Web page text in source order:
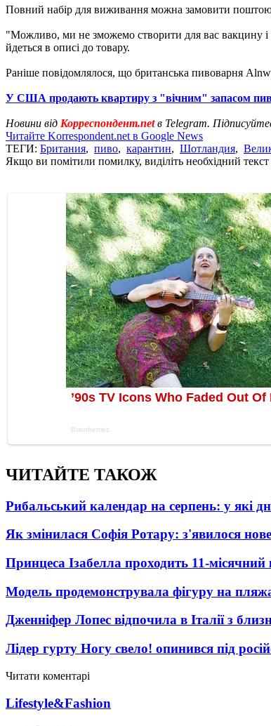
Повний набір для виживання можна замовити поштою.
"Можливо, ми не зможемо створити для вас вакцину і
йдеться в описі до товару.
Раніше повідомлялося, що британська пивоварня
У США продають квартиру з "вічним" запасом
Новини від Корреспондент.netв Telegram.
Читайте Korrespondent.net в Google News
ТЕГИ: Британия, пиво, карантин, Шотландия,
Якщо ви помітили помилку, виділіть необхідний
ЧИТАЙТЕ ТАКОЖ
Рибальський календар на серпень: у які
Як змінилася Софія Ротару: з'явилося
Принцеса Ізабелла проходить 11-місячний
Модель продемонструвала фігуру на
Дженніфер Лопес відпочила в Італії з
Лідер гурту Ногу свело! опинився під
Читати коментарі
Lifestyle&Fashion